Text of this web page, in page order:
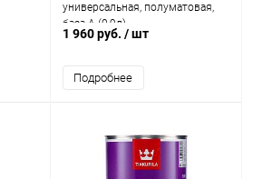
универсальная, полуматовая,
база A (0,9л)
1 960 руб. / шт
Подробнее